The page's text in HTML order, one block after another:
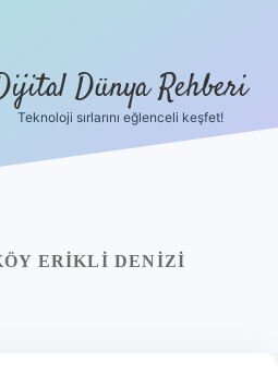
Dünya Rehberi
Teknoloji sırlarını eğlenceli keşfet!
ERIKLI DENIZI